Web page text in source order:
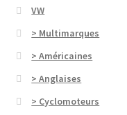
VW
> Multimarques
> Américaines
> Anglaises
> Cyclomoteurs